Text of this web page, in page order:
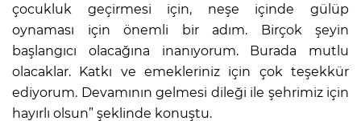
çocukluk geçirmesi için, neşe içinde gülüp
oynaması için önemli bir adım. Birçok şeyin
başlangıcı olacağına inanıyorum. Burada mutlu
olacaklar. Katkı ve emekleriniz için çok teşekkür
ediyorum. Devamının gelmesi dileği ile şehrimiz için
hayırlı olsun” şeklinde konuştu.